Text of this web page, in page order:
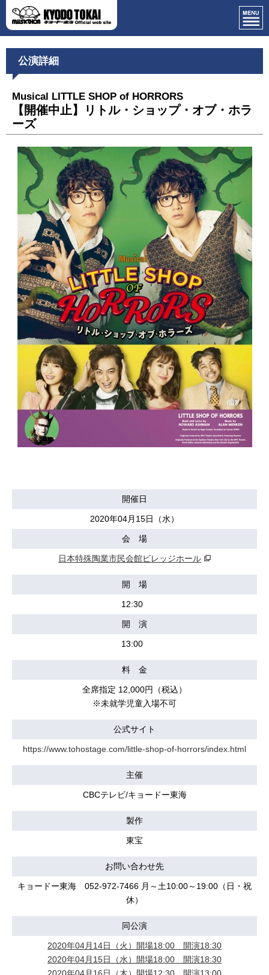
公演詳細
Musical LITTLE SHOP of HORRORS
【開催中止】リトル・ショップ・オブ・ホラ
ーズ
開催日
2020年04月15日（水）
会 場
日本特殊陶業市民会館ビレッジホール
開 場
12:30
開 演
13:00
料 金
全席指定 12,000円（税込）
※未就学児童入場不可
公式サイト
https://www.tohostage.com/little-shop-of-horrors/index.html
主催
CBCテレビ/キョードー東海
製作
東宝
お問い合わせ先
キョードー東海 052-972-7466 月～土10:00～19:00（日・祝
休）
同公演
2020年04月14日（火）開場18:00 開演18:30
2020年04月15日（水）開場18:00 開演18:30